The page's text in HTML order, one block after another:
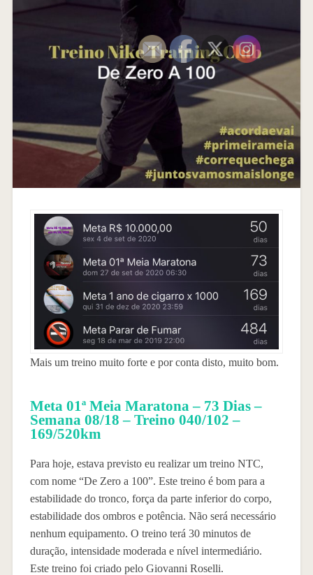
Mais um treino muito forte e por conta disto, muito bom.
Meta 01ª Meia Maratona – 73 Dias –
Semana 08/18 – Treino 040/102 –
169/520km
Para hoje, estava previsto eu realizar um treino NTC,
com nome “De Zero a 100”. Este treino é bom para a
estabilidade do tronco, força da parte inferior do corpo,
estabilidade dos ombros e potência. Não será necessário
nenhum equipamento. O treino terá 30 minutos de
duração, intensidade moderada e nível intermediário.
Este treino foi criado pelo Giovanni Roselli.